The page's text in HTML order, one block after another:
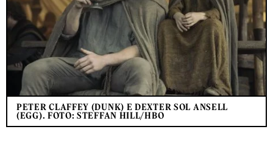
PETER CLAFFEY (DUNK) E DEXTER SOL ANSELL
(EGG). FOTO: STEFFAN HILL/HBO